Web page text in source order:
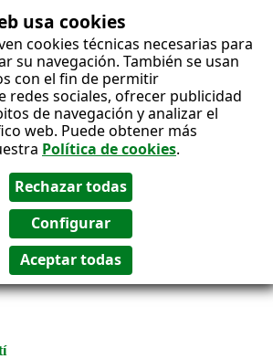
usa cookies
cookies técnicas necesarias para
su navegación. También se usan
con el fin de permitir
redes sociales, ofrecer publicidad
de navegación y analizar el
web. Puede obtener más
Política de cookies.